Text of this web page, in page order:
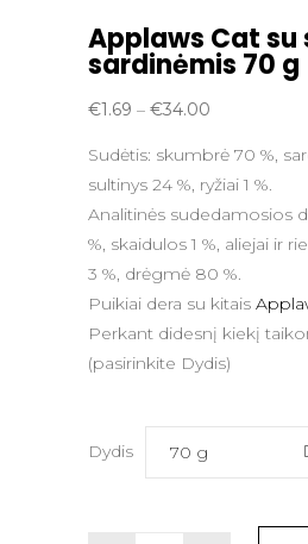
Applaws Cat su
sardinėmis 70 g
€1.69 – €34.00
€1.69
through
€34.00
Sudėtis: skumbrė 70 %,
sultinys 24 %, ryžiai 1 %.
Analitinės sudedamosios
%, skaidulos 1 %, aliejai ir
3 %, drėgmė 80 %.
Puikiai dera su kitais
Perkant didesnį kiekį
(pasirinkite Dydis)
Dydis 70 g